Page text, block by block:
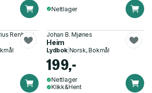
Nettlager
Renberg Johan B. Mjønes
Heim
Lydbok| Norsk, Bokmål
199,-
Nettlager
Klikk&Hent